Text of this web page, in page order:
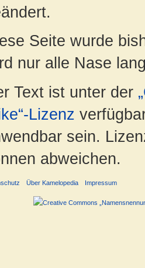
Seite wurde
nur alle Nase
Text ist unter der
Lizenz
sein.
abweichen.
Über Kamelopedia Impressum